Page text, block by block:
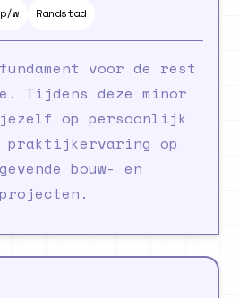
w Randstad
voor de rest
Tijdens deze minor
op persoonlijk
praktijkervaring op
bouw- en